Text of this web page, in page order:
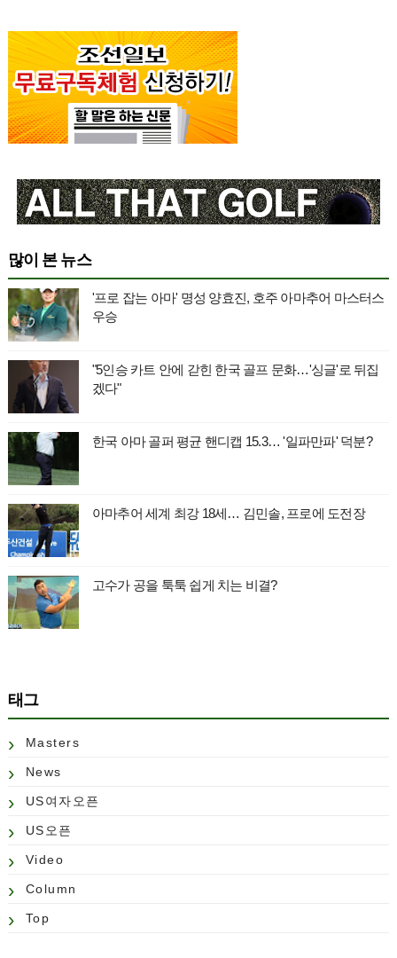
많이 본 뉴스
'프로 잡는 아마' 명성 양효진, 호주 아마추어 마스터스
우승
"5인승 카트 안에 갇힌 한국 골프 문화…'싱글'로 뒤집
겠다"
한국 아마 골퍼 평균 핸디캡 15.3… '일파만파' 덕분?
아마추어 세계 최강 18세… 김민솔, 프로에 도전장
고수가 공을 툭툭 쉽게 치는 비결?
태그
Masters
News
US여자오픈
US오픈
Video
Column
Top